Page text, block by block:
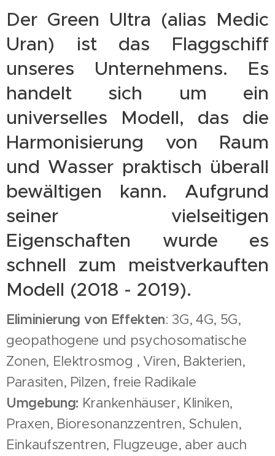
Der Green Ultra (alias Medic
Uran) ist das Flaggschiff
unseres Unternehmens. Es
handelt sich um ein
universelles Modell, das die
Harmonisierung von Raum
und Wasser praktisch überall
bewältigen kann. Aufgrund
seiner vielseitigen
Eigenschaften wurde es
schnell zum meistverkauften
Modell (2018 - 2019).
Eliminierung von Effekten: 3G, 4G, 5G,
geopathogene und psychosomatische
Zonen, Elektrosmog , Viren, Bakterien,
Parasiten, Pilzen, freie Radikale
Umgebung: Krankenhäuser, Kliniken,
Praxen, Bioresonanzzentren, Schulen,
Einkaufszentren, Flugzeuge, aber auch